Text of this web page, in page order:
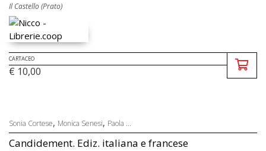
Il Castello (Prato)
CARTACEO
€ 10,00
Sonia Cortese, Monica Senesi, Paola ...
Candidement. Ediz. italiana e francese